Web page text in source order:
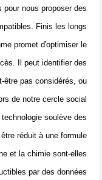
nous proposer des
Finis les longs
promet d'optimiser le
Il peut identifier des
être pas considérés, ou
de notre cercle social
soulève des
réduit à une formule
et la chimie sont-elles
par des données ?